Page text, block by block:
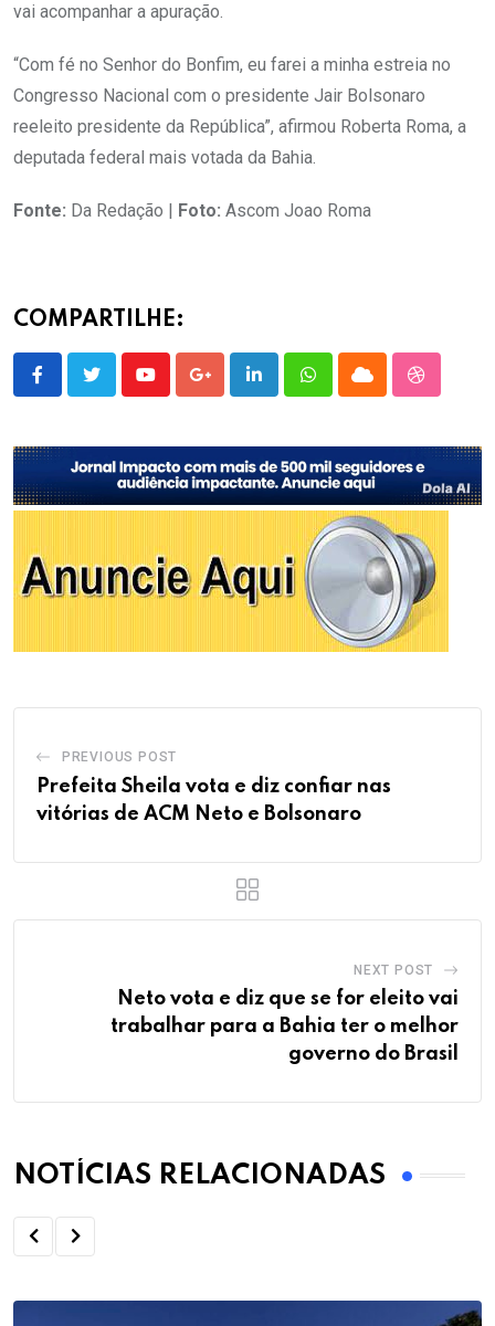
vai acompanhar a apuração.
“Com fé no Senhor do Bonfim, eu farei a minha estreia no
Congresso Nacional com o presidente Jair Bolsonaro
reeleito presidente da República”, afirmou Roberta Roma, a
deputada federal mais votada da Bahia.
Fonte: Da Redação | Foto: Ascom Joao Roma
COMPARTILHE:
YoutubeGoogle+LinkedInWhatsappCloud
PREVIOUS POST
Prefeita Sheila vota e diz confiar nas
vitórias de ACM Neto e Bolsonaro
NEXT POST
Neto vota e diz que se for eleito vai
trabalhar para a Bahia ter o melhor
governo do Brasil
NOTÍCIAS RELACIONADAS